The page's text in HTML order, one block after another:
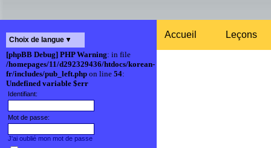
Choix de langue
[phpBB Debug] PHP Warning: in file
/homepages/11/d292329436/htdocs/korean-
fr/includes/pub_left.php on line 54:
Undefined variable $err
Identifiant:
Mot de passe:
J'ai oublié mon mot de passe
Accueil Leçons